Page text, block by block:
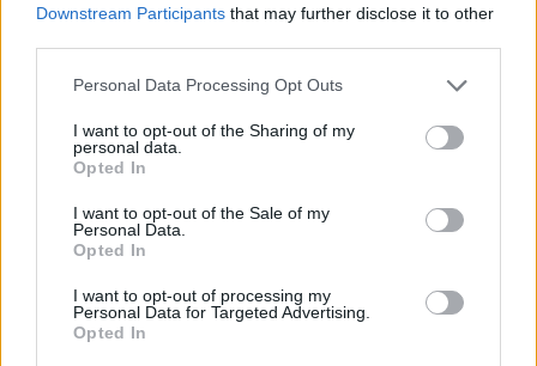
Downstream Participants that may further disclose it to other
Please note that this website/app uses one or more Google
not limited to your visit or usage behaviour. You may click to
grant or deny consent to Google and its third-party tags to
use your data for below specified purposes in below Google
consent section.
Personal Data Processing Opt Outs
I want to opt-out of the Sharing of my
personal data.
Opted In
I want to opt-out of the Sale of my
Personal Data.
Opted In
I want to opt-out of processing my
Personal Data for Targeted Advertising.
Opted In
helyett immár több kamerán keresztül láthatjuk az
eseményeket.
A Filmvilág kritikusa szerint:Balagueró és Plaza
ugyan nem tudja megismételni az első film hatását, de
izgalmas modernÖrdögűző
-variációval szolgál, és még
egy roppant bizarr csókjelenettel is megajándékoz
minket.
(Kovács Marcell kritikája az áprilisi
Filmvilágban olvasható.)
és Jaume Balagueró. Kép: Pablo Rosso. Szereplők:
Manuela Velasco, Juli Fábregas, Ferran Terraza,